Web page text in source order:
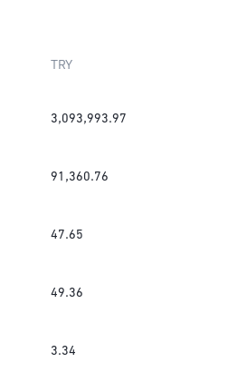
TRY
3,093,993.97
91,360.76
47.65
49.36
3.34